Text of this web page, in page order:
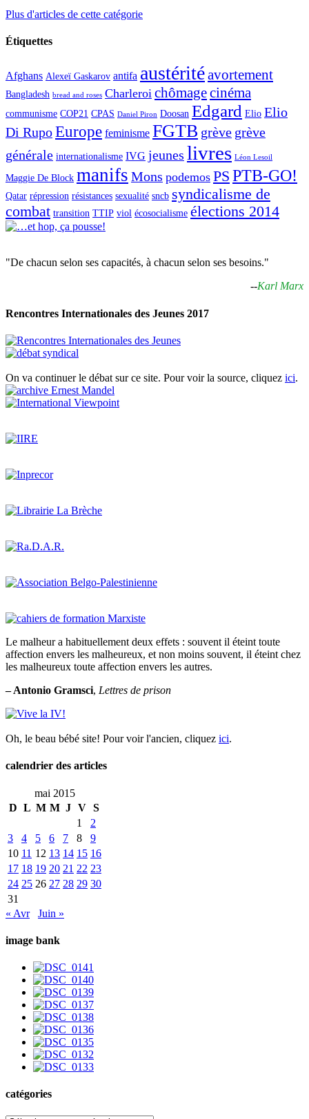
Plus d'articles de cette catégorie
Étiquettes
Afghans Alexeï Gaskarov antifa austéritéavortement
Bangladesh bread and roses Charleroi chômagecinéma
communisme COP21 CPAS Daniel Piron Doosan Edgard Elio Elio
Di RupoEurope feminisme FGTB grève grève
générale internationalisme IVG jeunes livres Léon Lesoil
Maggie De Block manifs Mons podemos PS PTB-GO!
Qatar répression résistances sexualité sncb syndicalisme de
combat transition TTIP viol écosocialisme élections 2014
"De chacun selon ses capacités, à chacun selon ses besoins."
--Karl Marx
Rencontres Internationales des Jeunes 2017
On va continuer le débat sur ce site. Pour voir la source, cliquez ici.
Le malheur a habituellement deux effets : souvent il éteint toute
affection envers les malheureux, et non moins souvent, il éteint chez
les malheureux toute affection envers les autres.
– Antonio Gramsci, Lettres de prison
Oh, le beau bébé site! Pour voir l'ancien, cliquez ici.
calendrier des articles
mai 2015
D L M M J V S
1
2
3
4 5 6 7 8
9
10 11 12 13 14 15 16
17 18 19 20 21 22 23
24 25 26 27 28 29 30
31
« Avr
Juin »
image bank
catégories